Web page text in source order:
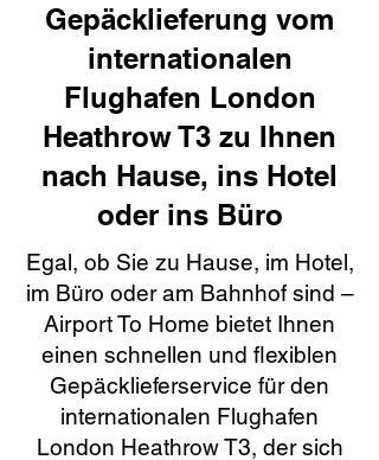
Gepäcklieferung vom
internationalen
Flughafen London
Heathrow T3 zu Ihnen
nach Hause, ins Hotel
oder ins Büro
Egal, ob Sie zu Hause, im Hotel,
im Büro oder am Bahnhof sind –
Airport To Home bietet Ihnen
einen schnellen und flexiblen
Gepäcklieferservice für den
internationalen Flughafen
London Heathrow T3, der sich